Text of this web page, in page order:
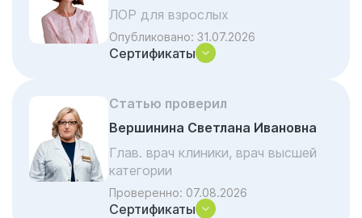
клинике Гармония
Управление и лечение в Санкт-Петербурге
в клинике Гармония
Когда следует обратиться к врачу в
Санкт-Петербурге в клинику Гармония?
Нейробиология социопатии: что
скрывается за отсутствием эмпатии
Как мы используем это в лечении
ЛОР для взрослых
Опубликовано: 31.07.2026
Сертификаты
Статью проверил
Вершинина Светлана Ивановна
Глав. врач клиники, врач высшей
категории
Проверенно: 07.08.2026
Сертификаты